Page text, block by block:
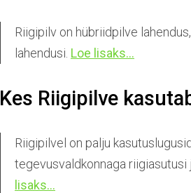
Riigipilv on hübriidpilve
lahendusi. Loe lisaks...
Kes Riigipilve
Riigipilvel on palju
tegevusvaldkonnaga riigiasutusi
lisaks...